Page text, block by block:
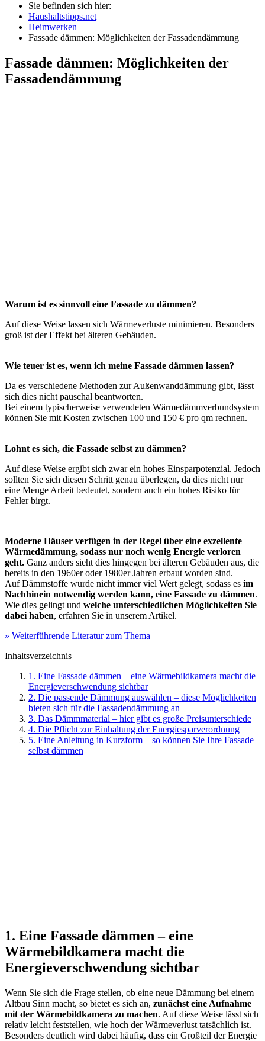
Sie befinden sich hier:
Haushaltstipps.net
Heimwerken
Fassade dämmen: Möglichkeiten der Fassadendämmung
Fassade dämmen: Möglichkeiten der
Fassadendämmung
Warum ist es sinnvoll eine Fassade zu dämmen?
Auf diese Weise lassen sich Wärmeverluste minimieren. Besonders
groß ist der Effekt bei älteren Gebäuden.
Wie teuer ist es, wenn ich meine Fassade dämmen lassen?
Da es verschiedene Methoden zur Außenwanddämmung gibt, lässt
sich dies nicht pauschal beantworten.
Bei einem typischerweise verwendeten Wärmedämmverbundsystem
können Sie mit Kosten zwischen 100 und 150 € pro qm rechnen.
Lohnt es sich, die Fassade selbst zu dämmen?
Auf diese Weise ergibt sich zwar ein hohes Einsparpotenzial. Jedoch
sollten Sie sich diesen Schritt genau überlegen, da dies nicht nur
eine Menge Arbeit bedeutet, sondern auch ein hohes Risiko für
Fehler birgt.
Moderne Häuser verfügen in der Regel über eine exzellente
Wärmedämmung, sodass nur noch wenig Energie verloren
geht. Ganz anders sieht dies hingegen bei älteren Gebäuden aus, die
bereits in den 1960er oder 1980er Jahren erbaut worden sind.
Auf Dämmstoffe wurde nicht immer viel Wert gelegt, sodass es im
Nachhinein notwendig werden kann, eine Fassade zu dämmen.
Wie dies gelingt und welche unterschiedlichen Möglichkeiten Sie
dabei haben, erfahren Sie in unserem Artikel.
» Weiterführende Literatur zum Thema
Inhaltsverzeichnis
1. Eine Fassade dämmen – eine Wärmebildkamera macht die
Energieverschwendung sichtbar
2. Die passende Dämmung auswählen – diese Möglichkeiten
bieten sich für die Fassadendämmung an
3. Das Dämmmaterial – hier gibt es große Preisunterschiede
4. Die Pflicht zur Einhaltung der Energiesparverordnung
5. Eine Anleitung in Kurzform – so können Sie Ihre Fassade
selbst dämmen
1. Eine Fassade dämmen – eine
Wärmebildkamera macht die
Energieverschwendung sichtbar
Wenn Sie sich die Frage stellen, ob eine neue Dämmung bei einem
Altbau Sinn macht, so bietet es sich an, zunächst eine Aufnahme
mit der Wärmebildkamera zu machen. Auf diese Weise lässt sich
relativ leicht feststellen, wie hoch der Wärmeverlust tatsächlich ist.
Besonders deutlich wird dabei häufig, dass ein Großteil der Energie